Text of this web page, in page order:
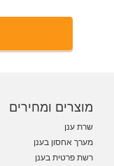
מוצרים ומחירים
שרת ענן
מערך אחסון בענן
רשת פרטית בענן